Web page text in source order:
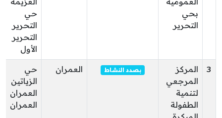
بحي
التحرير
حي
التحرير
التحرير
الأول
3
المركز
المرجعي
لتنمية
الطفولة
بصدد النشاط العمران
حي
الزياتين
العمران
العمران